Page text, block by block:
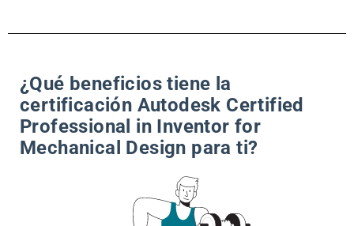
¿Qué beneficios tiene la
certificación Autodesk Certified
Professional in Inventor for
Mechanical Design para ti?